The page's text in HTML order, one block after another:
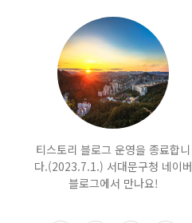
티스토리 블로그 운영을 종료합니
다.(2023.7.1.) 서대문구청 네이버
블로그에서 만나요!